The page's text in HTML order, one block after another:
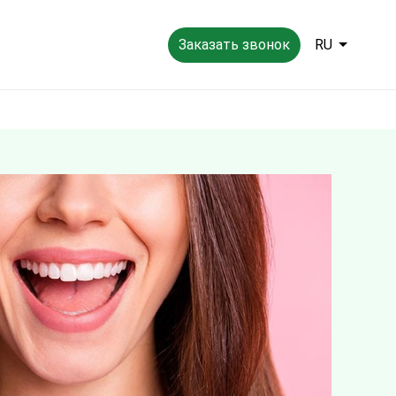
Заказать звонок RU